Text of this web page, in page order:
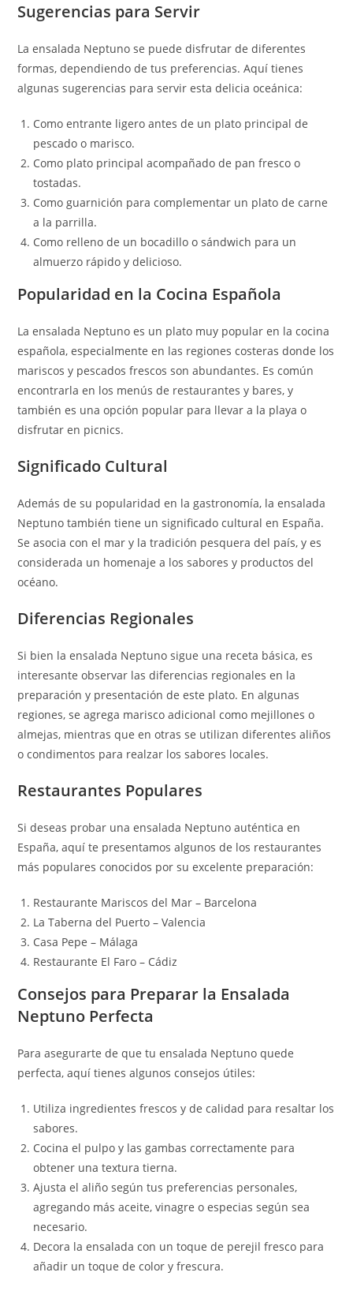
Sugerencias para Servir
La ensalada Neptuno se puede disfrutar de diferentes
formas, dependiendo de tus preferencias. Aquí tienes
algunas sugerencias para servir esta delicia oceánica:
Como entrante ligero antes de un plato principal de
pescado o marisco.
Como plato principal acompañado de pan fresco o
tostadas.
Como guarnición para complementar un plato de carne
a la parrilla.
Como relleno de un bocadillo o sándwich para un
almuerzo rápido y delicioso.
Popularidad en la Cocina Española
La ensalada Neptuno es un plato muy popular en la cocina
española, especialmente en las regiones costeras donde los
mariscos y pescados frescos son abundantes. Es común
encontrarla en los menús de restaurantes y bares, y
también es una opción popular para llevar a la playa o
disfrutar en picnics.
Significado Cultural
Además de su popularidad en la gastronomía, la ensalada
Neptuno también tiene un significado cultural en España.
Se asocia con el mar y la tradición pesquera del país, y es
considerada un homenaje a los sabores y productos del
océano.
Diferencias Regionales
Si bien la ensalada Neptuno sigue una receta básica, es
interesante observar las diferencias regionales en la
preparación y presentación de este plato. En algunas
regiones, se agrega marisco adicional como mejillones o
almejas, mientras que en otras se utilizan diferentes aliños
o condimentos para realzar los sabores locales.
Restaurantes Populares
Si deseas probar una ensalada Neptuno auténtica en
España, aquí te presentamos algunos de los restaurantes
más populares conocidos por su excelente preparación:
Restaurante Mariscos del Mar – Barcelona
La Taberna del Puerto – Valencia
Casa Pepe – Málaga
Restaurante El Faro – Cádiz
Consejos para Preparar la Ensalada
Neptuno Perfecta
Para asegurarte de que tu ensalada Neptuno quede
perfecta, aquí tienes algunos consejos útiles:
Utiliza ingredientes frescos y de calidad para resaltar los
sabores.
Cocina el pulpo y las gambas correctamente para
obtener una textura tierna.
Ajusta el aliño según tus preferencias personales,
agregando más aceite, vinagre o especias según sea
necesario.
Decora la ensalada con un toque de perejil fresco para
añadir un toque de color y frescura.